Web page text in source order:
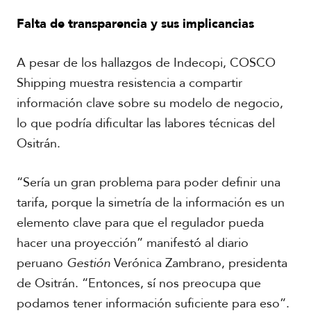
R
e
p
o
r
a
e
e
p
e
i
a
F
t
o
Falta de transparencia y sus implicancias
A pesar de los hallazgos de Indecopi, COSCO
Shipping muestra resistencia a compartir
información clave sobre su modelo de negocio,
lo que podría dificultar las labores técnicas del
Ositrán.
“Sería un gran problema para poder definir una
tarifa, porque la simetría de la información es un
elemento clave para que el regulador pueda
hacer una proyección” manifestó al diario
peruano GestiónVerónica Zambrano, presidenta
de Ositrán. “Entonces, sí nos preocupa que
podamos tener información suficiente para eso”.